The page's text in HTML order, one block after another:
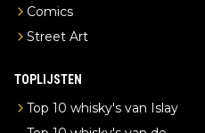
Comics
Street Art
TOPLIJSTEN
Top 10 whisky's van Islay